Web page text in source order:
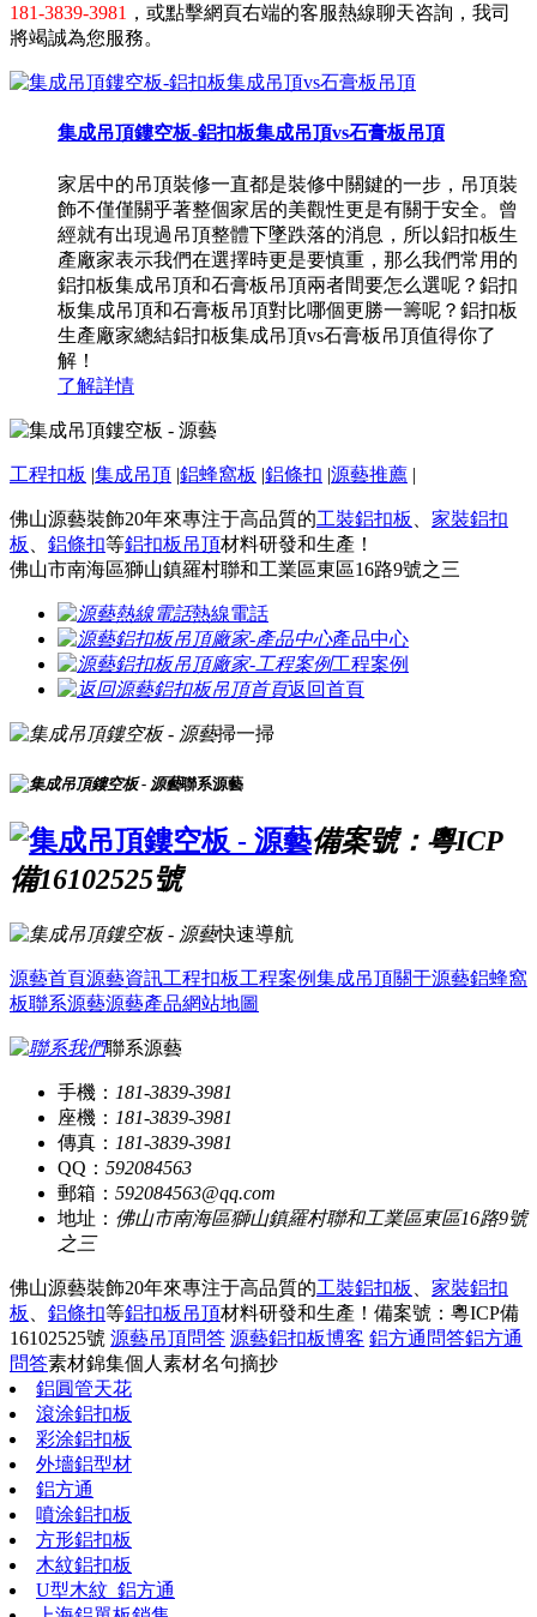
181-3839-3981 ，或點擊網頁右端的客服熱線聊天咨詢，我司
將竭誠為您服務。
集成吊頂鏤空板-鋁扣板集成吊頂vs石膏板吊頂
家居中的吊頂裝修一直都是裝修中關鍵的一步，吊頂裝
飾不僅僅關乎著整個家居的美觀性更是有關于安全。曾
經就有出現過吊頂整體下墜跌落的消息，所以鋁扣板生
產廠家表示我們在選擇時更是要慎重，那么我們常用的
鋁扣板集成吊頂和石膏板吊頂兩者間要怎么選呢？鋁扣
板集成吊頂和石膏板吊頂對比哪個更勝一籌呢？鋁扣板
生產廠家總結鋁扣板集成吊頂vs石膏板吊頂值得你了
解！
了解詳情
工程扣板 |集成吊頂 |鋁蜂窩板 |鋁條扣 |源藝推薦 |
佛山源藝裝飾20年來專注于高品質的工裝鋁扣板
家裝鋁扣
板
鋁條扣等鋁扣板吊頂材料研發和生產！
佛山市南海區獅山鎮羅村聯和工業區東區16路9號之三
熱線電話
產品中心
工程案例
返回首頁
掃一掃
聯系源藝
備案號：粵ICP
備16102525號
快速導航
源藝首頁源藝資訊工程扣板工程案例集成吊頂關于源藝鋁蜂窩
板聯系源藝源藝產品網站地圖
聯系源藝
手機： 181-3839-3981
座機： 181-3839-3981
傳真： 181-3839-3981
QQ： 592084563
郵箱： 592084563@qq.com
地址： 佛山市南海區獅山鎮羅村聯和工業區東區16路9號
之三
佛山源藝裝飾20年來專注于高品質的工裝鋁扣板
家裝鋁扣
板
鋁條扣等鋁扣板吊頂材料研發和生產！ 備案號：粵ICP備
16102525號 源藝吊頂問答 源藝鋁扣板博客 鋁方通問答鋁方通
問答素材錦集個人素材名句摘抄
鋁圓管天花
滾涂鋁扣板
彩涂鋁扣板
外墻鋁型材
鋁方通
噴涂鋁扣板
方形鋁扣板
木紋鋁扣板
U型木紋_鋁方通